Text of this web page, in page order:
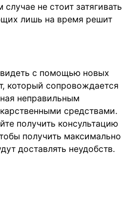
не стоит затягивать
лишь на время решит
с помощью новых
который сопровождается
неправильным
средствами.
получить консультацию
получить максимально
доставлять неудобств.